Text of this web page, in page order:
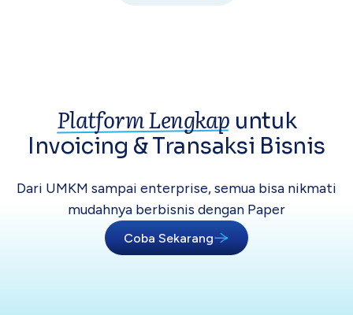
Platform Lengkap untuk
Invoicing &Transaksi Bisnis
Dari UMKM sampai enterprise, semua bisa nikmati
mudahnya berbisnis dengan Paper
Coba Sekarang